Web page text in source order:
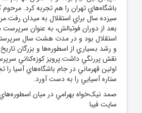
باشگاه‌هاي تهران را هم تجربه کرد. مرحوم
سيزده سال براي استقلال به ميدان
بعد از دوران فوتبالش، به عنوان
استقلال بود و در مدت هشت سال
و رشد بسياري از اسطوره‌ها و بزرگان تاريخ
نقش پررنگي داشت.پرويز کوزه‌کناني
اولين قهرماني در جام باشگاه‌هاي آسيا را
ستاره آسيايي را به دست آورد.
صمد نيک‌خواه بهرامي در ميان
سايت فيبا